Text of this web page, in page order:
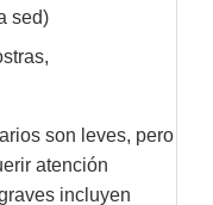
sed)
son leves, pero
atención
incluyen